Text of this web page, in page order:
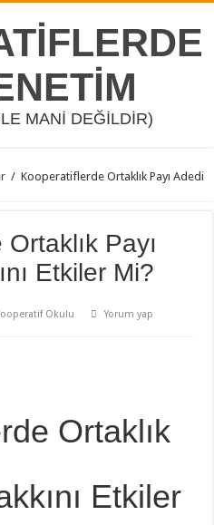
MANİ DEĞİLDİR)
/ Kooperatiflerde Ortaklık Payı Adedi
Payı
Etkiler Mi?
Okulu
Yorum yap
Ortaklık
Etkiler